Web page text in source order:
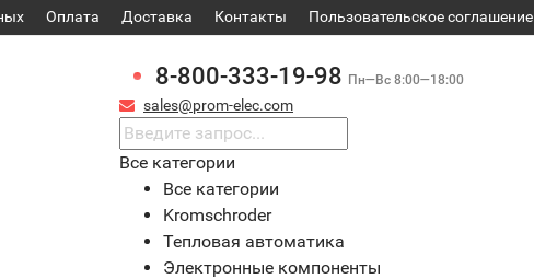
Оплата Доставка Контакты ​Пользовательское соглашение
8-800-333-19-98 Пн—Вс 8:00—18:00
sales@prom-elec.com
Все категории
Все категории
Kromschroder
Тепловая автоматика
Электронные компоненты